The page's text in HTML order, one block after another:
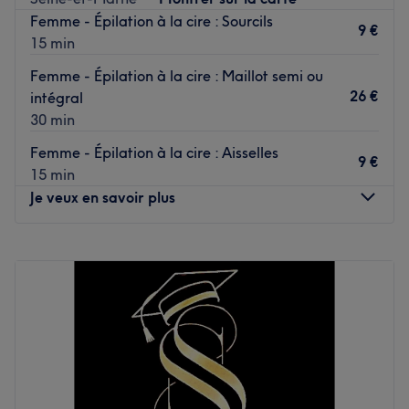
Femme - Épilation à la cire : Sourcils
15 min
9 €
Femme - Épilation à la cire : Maillot semi ou
intégral
30 min
26 €
Femme - Épilation à la cire : Aisselles
15 min
9 €
Je veux en savoir plus